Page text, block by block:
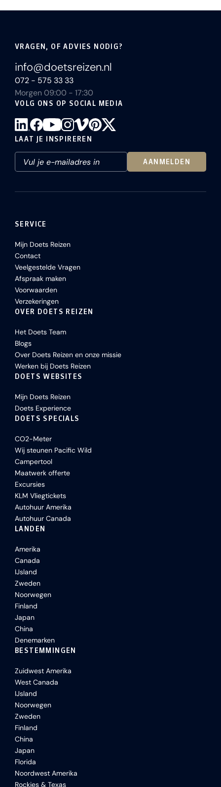
VRAGEN, OF ADVIES NODIG?
info@doetsreizen.nl
072 - 575 33 33
Morgen 09:00 - 17:30
VOLG ONS OP SOCIAL MEDIA
LAAT JE INSPIREREN
AANMELDEN
SERVICE
Mijn Doets Reizen
Contact
Veelgestelde Vragen
Afspraak maken
Voorwaarden
Verzekeringen
OVER DOETS REIZEN
Het Doets Team
Blogs
Over Doets Reizen en onze missie
Werken bij Doets Reizen
DOETS WEBSITES
Mijn Doets Reizen
Doets Experience
DOETS SPECIALS
CO2-Meter
Wij steunen Pacific Wild
Campertool
Maatwerk offerte
Excursies
KLM Vliegtickets
Autohuur Amerika
Autohuur Canada
LANDEN
Amerika
Canada
IJsland
Zweden
Noorwegen
Finland
Japan
China
Denemarken
BESTEMMINGEN
Zuidwest Amerika
West Canada
IJsland
Noorwegen
Zweden
Finland
China
Japan
Florida
Noordwest Amerika
Rockies & Texas